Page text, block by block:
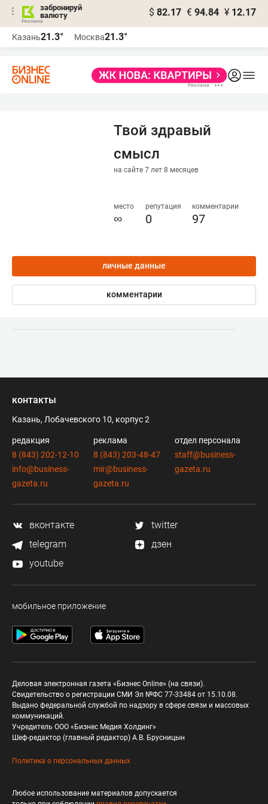
забронируй
валюту
$ 82.17 € 94.84 ¥ 12.17
Казань21.3° Москва21.3°
Твой здравый
смысл
на сайте 7 лет 8 месяцев
место
∞
репутация
0
комментарии
97
личные данные
комментарии
контакты
Казань, Лобачевского 10, корпус 2
редакция
8 (843) 202-12-10
info@business-
gazeta.ru
реклама
8 (843) 203-48-47
mir@business-
gazeta.ru
отдел персонала
staff@business-
gazeta.ru
вконтакте
twitter
telegram
дзен
youtube
мобильное приложение
Деловая электронная газета «Бизнес Online» (на связи).
Свидетельство о регистрации СМИ Эл №ФС 77-33484 от 15.10.08.
Выдано федеральной службой по надзору в сфере связи и массовых
коммуникаций.
Учредитель ООО «Бизнес Медия Холдинг»
Шеф-редактор (главный редактор) А.В. Брусницын
Политика о персональных данных
Любое использование материалов допускается